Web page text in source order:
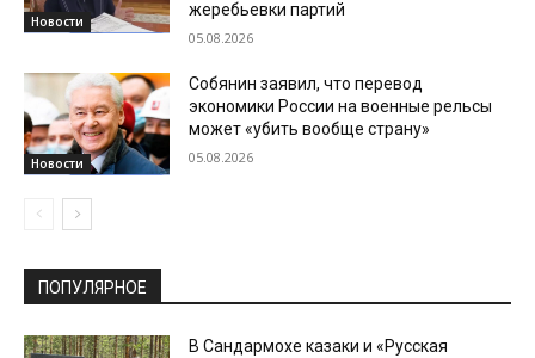
Новости
жеребьевки партий
05.08.2026
Новости
Собянин заявил, что перевод
экономики России на военные рельсы
может «убить вообще страну»
05.08.2026
ПОПУЛЯРНОЕ
В Сандармохе казаки и «Русская